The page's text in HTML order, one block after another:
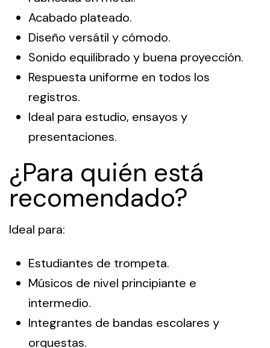
Acabado plateado.
Diseño versátil y cómodo.
Sonido equilibrado y buena proyección.
Respuesta uniforme en todos los
registros.
Ideal para estudio, ensayos y
presentaciones.
¿Para quién está
recomendado?
Ideal para:
Estudiantes de trompeta.
Músicos de nivel principiante e
intermedio.
Integrantes de bandas escolares y
orquestas.